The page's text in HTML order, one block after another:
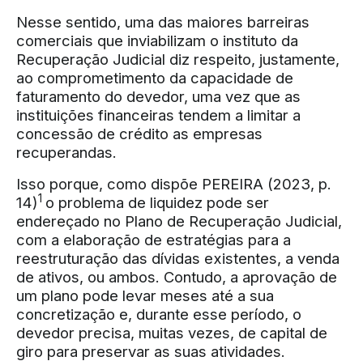
Nesse sentido, uma das maiores barreiras
comerciais que inviabilizam o instituto da
Recuperação Judicial diz respeito, justamente,
ao comprometimento da capacidade de
faturamento do devedor, uma vez que as
instituições financeiras tendem a limitar a
concessão de crédito as empresas
recuperandas.
Isso porque, como dispõe PEREIRA (2023, p.
14)1 o problema de liquidez pode ser
endereçado no Plano de Recuperação Judicial,
com a elaboração de estratégias para a
reestruturação das dívidas existentes, a venda
de ativos, ou ambos. Contudo, a aprovação de
um plano pode levar meses até a sua
concretização e, durante esse período, o
devedor precisa, muitas vezes, de capital de
giro para preservar as suas atividades.